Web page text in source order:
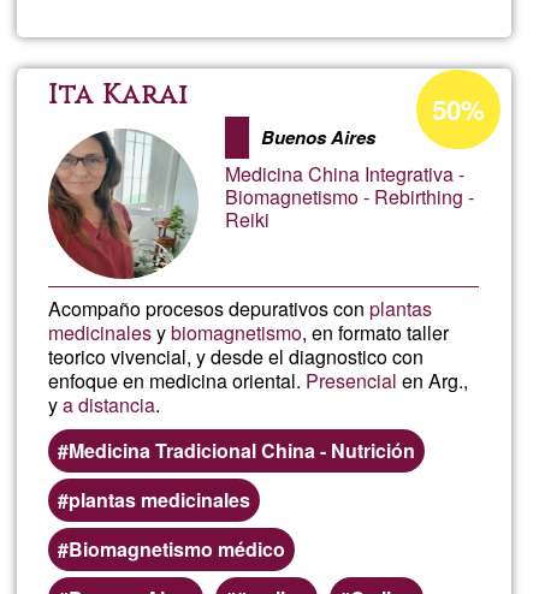
y
de
Ita Karai
Buenos Aires
Medicina China Integrativa -
Biomagnetismo - Rebirthing -
Reiki
Acompaño procesos depurativos conplantas
medicinalesybiomagnetismo, en formato taller
teorico vivencial, y desde el diagnostico con
enfoque en medicina oriental. Presencial en Arg.,
ya distancia.
Medicina Tradicional China - Nutrición
plantas medicinales
Biomagnetismo médico
Percentatge
d'acceptació
de
G1
50%